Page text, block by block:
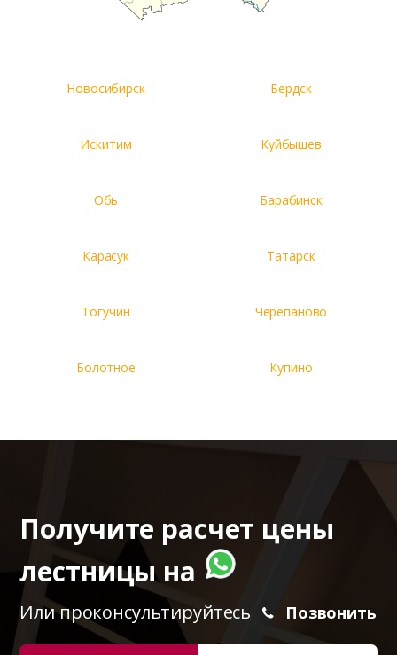
Новосибирск Бердск
Искитим Куйбышев
Обь Барабинск
Карасук Татарск
Тогучин Черепаново
Болотное Купино
Получите расчет цены
лестницы на
Или проконсультируйтесь Позвонить